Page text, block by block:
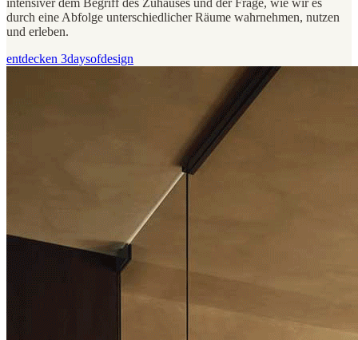
durch eine Abfolge unterschiedlicher Räume wahrnehmen, nutzen
und erleben.
entdecken 3daysofdesign